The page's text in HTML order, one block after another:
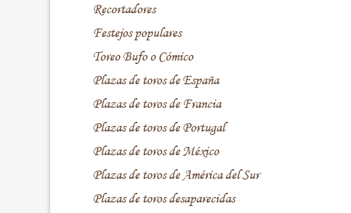
Recortadores
Festejos populares
Toreo Bufo o Cómico
Plazas de toros de España
Plazas de toros de Francia
Plazas de toros de Portugal
Plazas de toros de México
Plazas de toros de América del Sur
Plazas de toros desaparecidas